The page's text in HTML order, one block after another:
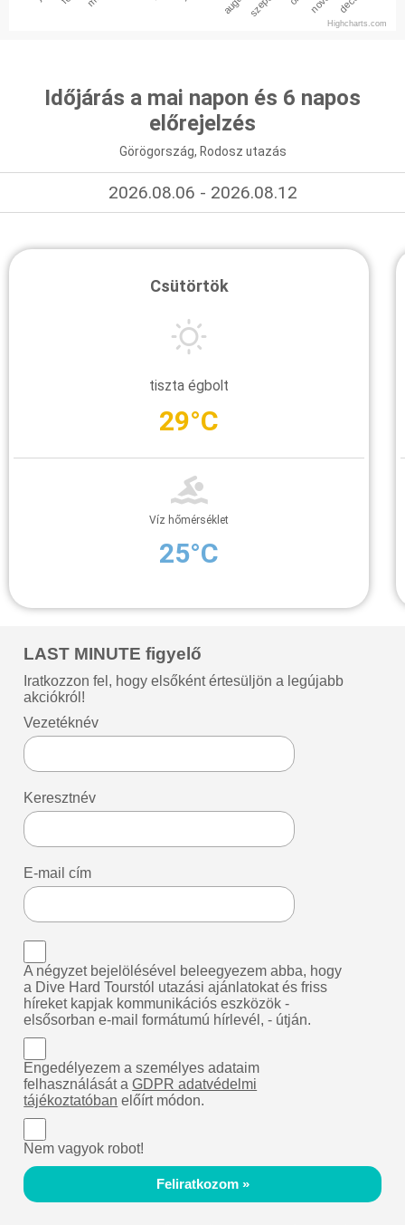
Highcharts.com
Időjárás a mai napon és 6 napos
előrejelzés
Görögország, Rodosz utazás
2026.08.06 - 2026.08.12
Csütörtök
tiszta égbolt
29°C
Víz hőmérséklet
25°C
LAST MINUTE figyelő
Iratkozzon fel, hogy elsőként értesüljön a legújabb
akciókról!
Vezetéknév
Keresztnév
E-mail cím
A négyzet bejelölésével beleegyezem abba, hogy
a Dive Hard Tourstól utazási ajánlatokat és friss
híreket kapjak kommunikációs eszközök -
elsősorban e-mail formátumú hírlevél, - útján.
Engedélyezem a személyes adataim
felhasználását aGDPR adatvédelmi
tájékoztatóban előírt módon.
Nem vagyok robot!
Feliratkozom »